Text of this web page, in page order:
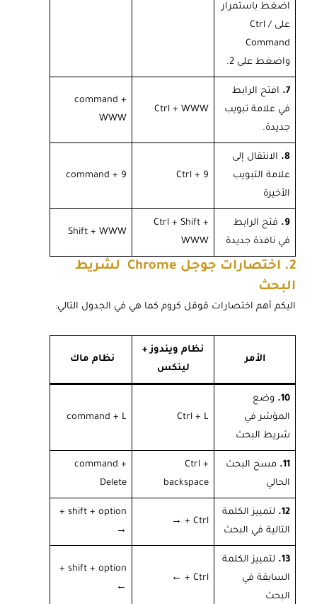
اضغط باستمرار
على / Ctrl
Command
واضغط على 2.
7.
افتح الرابط
في علامة تبويب
جديدة.
Ctrl + WWW
command +
WWW
8.
الانتقال إلى
علامة التبويب
الأخيرة
Ctrl + 9
command + 9
9.
فتح الرابط
في نافذة جديدة
Ctrl + Shift +
WWW
Shift + WWW
2. اختصارات جوجل Chrome لشريط
البحث
اليكم أهم اختصارات قوقل كروم كما هي في الجدول التالي:
الأمر
نظام ويندوز +
لينكس
نظام ماك
10.
وضع
المؤشر في
شريط البحث
Ctrl + L
command + L
11.
مسح البحث
الحالي
Ctrl +
backspace
command +
Delete
12.
لتمييز الكلمة
التالية في البحث
Ctrl +
→
shift + option +
→
13.
لتمييز الكلمة
السابقة في
البحث
Ctrl +
←
shift + option +
←